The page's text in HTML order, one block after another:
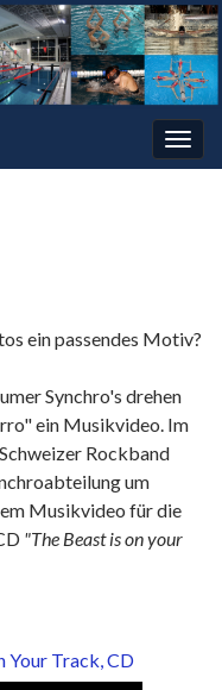
ein passendes Motiv?
Synchro's drehen
ein Musikvideo. Im
Rockband
um
Musikvideo für die
"The Beast is on your